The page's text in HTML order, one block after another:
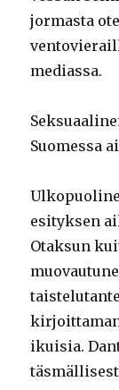
jormasta
mediassa.
Suomessa
esityksen
Otaksun
ikuisia.